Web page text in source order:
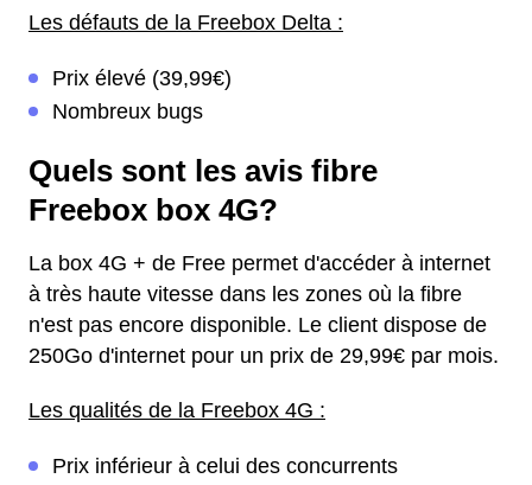
Les défauts de la Freebox Delta :
Prix élevé (39,99€)
Nombreux bugs
Quels sont les avis fibre
Freebox box 4G?
La box 4G + de Free permet d'accéder à internet
à très haute vitesse dans les zones où la fibre
n'est pas encore disponible. Le client dispose de
250Go d'internet pour un prix de 29,99€ par mois.
Les qualités de la Freebox 4G :
Prix inférieur à celui des concurrents